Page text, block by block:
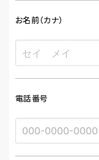
お名前（カナ）
電話番号